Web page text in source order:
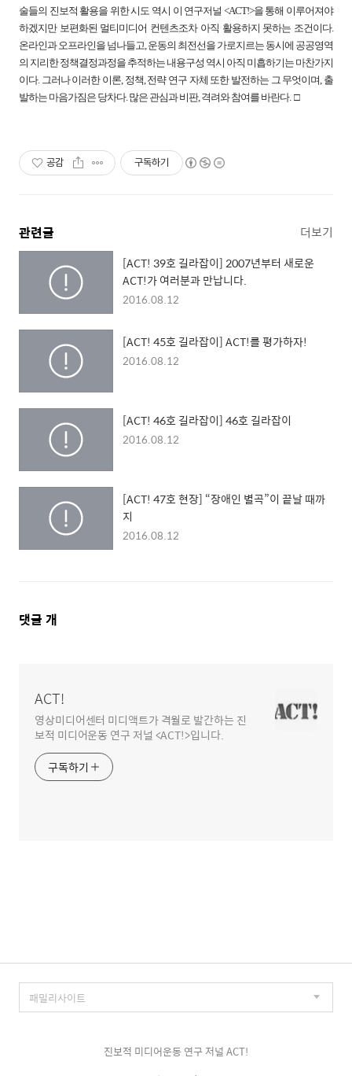
술들의 진보적 활용을 위한 시도 역시 이 연구저널 <ACT!>을 통해 이루어져야
하겠지만 보편화된 멀티미디어 컨텐츠조차 아직 활용하지 못하는 조건이다.
온라인과 오프라인을 넘나들고, 운동의 최전선을 가로지르는 동시에 공공영역
의 지리한 정책결정과정을 추적하는 내용구성 역시 아직 미흡하기는 마찬가지
이다. 그러나 이러한 이론, 정책, 전략 연구 자체 또한 발전하는 그 무엇이며, 출
발하는 마음가짐은 당차다. 많은 관심과 비판, 격려와 참여를 바란다. □
공감 구독하기
관련글 더보기
[ACT! 39호 길라잡이] 2007년부터 새로운
ACT!가 여러분과 만납니다.
2016.08.12
[ACT! 45호 길라잡이] ACT!를 평가하자!
2016.08.12
[ACT! 46호 길라잡이] 46호 길라잡이
2016.08.12
[ACT! 47호 현장] “장애인 별곡”이 끝날 때까
지
2016.08.12
댓
댓글 개
ACT!
영상미디어센터 미디액트가 격월로 발간하는 진
보적 미디어운동 연구 저널 <ACT!>입니다.
구독하기
진보적 미디어운동 연구 저널 ACT!